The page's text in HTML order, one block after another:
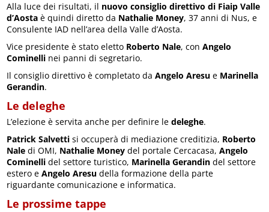
Alla luce dei risultati, il nuovo consiglio direttivo di Fiaip Valle
d’Aosta è quindi diretto da Nathalie Money, 37 anni di Nus, e
Consulente IAD nell’area della Valle d’Aosta.
Vice presidente è stato eletto Roberto Nale, conAngelo
Cominelli nei panni di segretario.
Il consiglio direttivo è completato daAngelo Aresu e Marinella
Gerandin.
Le deleghe
L’elezione è servita anche per definire ledeleghe.
Patrick Salvetti si occuperà di mediazione creditizia, Roberto
Nale di OMI, Nathalie Money del portale Cercacasa,Angelo
Cominelli del settore turistico, Marinella Gerandin del settore
estero eAngelo Aresu della formazione della parte
riguardante comunicazione e informatica.
Le prossime tappe